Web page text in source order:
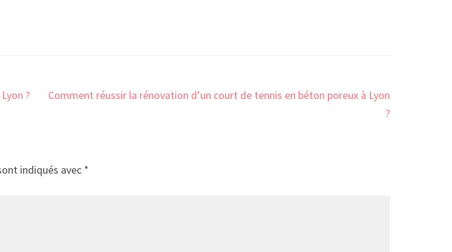
?
Comment réussir la rénovation d’un court de tennis en béton poreux à Lyon
?
indiqués avec *